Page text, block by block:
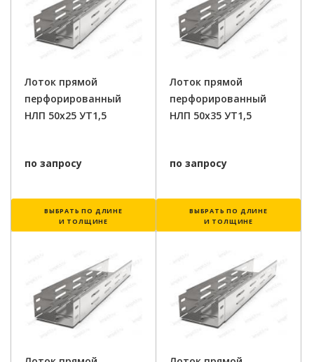
Лоток прямой
перфорированный
НЛП 50х25 УТ1,5
по запросу
ВЫБРАТЬ ПО ДЛИНЕ
И ТОЛЩИНЕ
Лоток прямой
перфорированный
НЛП 50х35 УТ1,5
по запросу
ВЫБРАТЬ ПО ДЛИНЕ
И ТОЛЩИНЕ